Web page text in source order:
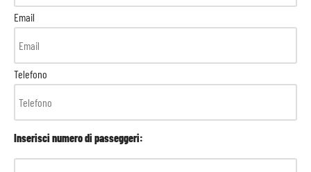
Email
Telefono
Inserisci numero di passeggeri: